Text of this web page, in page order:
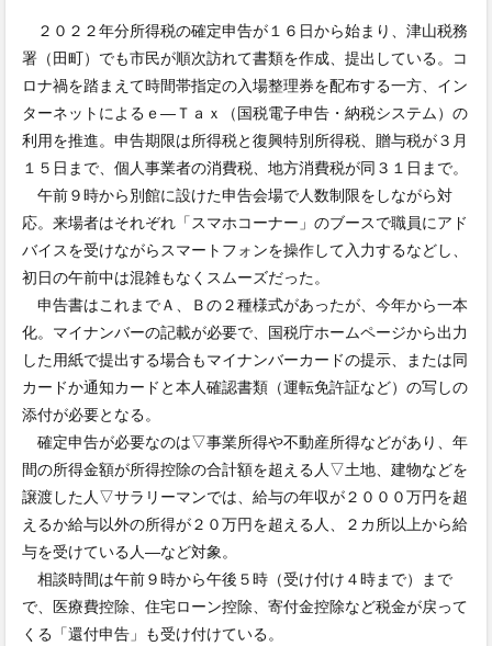
２０２２年分所得税の確定申告が１６日から始まり、津山税務
署（田町）でも市民が順次訪れて書類を作成、提出している。コ
ロナ禍を踏まえて時間帯指定の入場整理券を配布する一方、イン
ターネットによるｅ―Ｔａｘ（国税電子申告・納税システム）の
利用を推進。申告期限は所得税と復興特別所得税、贈与税が３月
１５日まで、個人事業者の消費税、地方消費税が同３１日まで。
午前９時から別館に設けた申告会場で人数制限をしながら対
応。来場者はそれぞれ「スマホコーナー」のブースで職員にアド
バイスを受けながらスマートフォンを操作して入力するなどし、
初日の午前中は混雑もなくスムーズだった。
申告書はこれまでＡ、Ｂの２種様式があったが、今年から一本
化。マイナンバーの記載が必要で、国税庁ホームページから出力
した用紙で提出する場合もマイナンバーカードの提示、または同
カードか通知カードと本人確認書類（運転免許証など）の写しの
添付が必要となる。
確定申告が必要なのは▽事業所得や不動産所得などがあり、年
間の所得金額が所得控除の合計額を超える人▽土地、建物などを
譲渡した人▽サラリーマンでは、給与の年収が２０００万円を超
えるか給与以外の所得が２０万円を超える人、２カ所以上から給
与を受けている人―など対象。
相談時間は午前９時から午後５時（受け付け４時まで）まで
で、医療費控除、住宅ローン控除、寄付金控除など税金が戻って
くる「還付申告」も受け付けている。